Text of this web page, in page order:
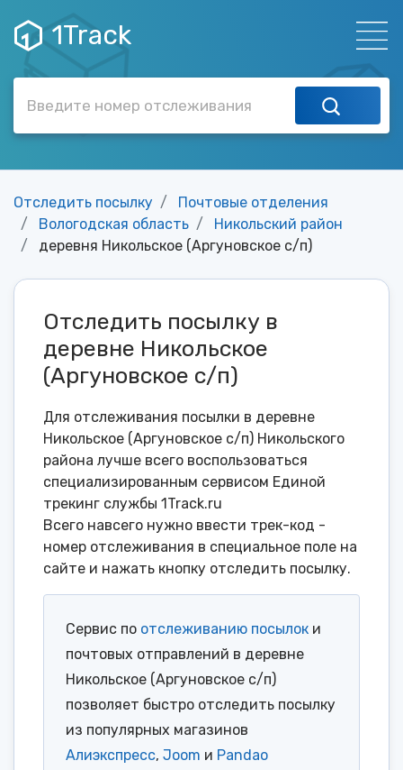
1Track
Отследить посылку
Почтовые отделения
Вологодская область
Никольский район
деревня Никольское (Аргуновское с/п)
Отследить посылку в
деревне Никольское
(Аргуновское с/п)
Для отслеживания посылки в деревне
Никольское (Аргуновское с/п) Никольского
района лучше всего воспользоваться
специализированным сервисом Единой
трекинг службы 1Track.ru
Всего навсего нужно ввести трек-код -
номер отслеживания в специальное поле на
сайте и нажать кнопку отследить посылку.
Сервис по отслеживанию посылок и
почтовых отправлений в деревне
Никольское (Аргуновское с/п)
позволяет быстро отследить посылку
из популярных магазинов
Алиэкспресс, Joom и Pandao